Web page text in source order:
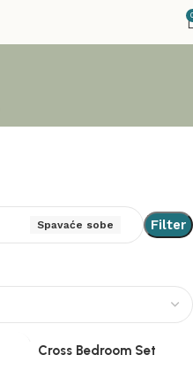
Spavaće sobe Filter
Cross Bedroom Set